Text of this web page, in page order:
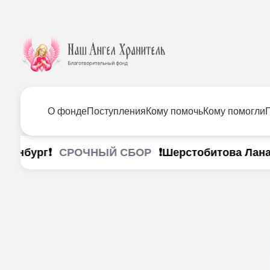
О фондеПоступленияКому помочьКому помогли
СРОЧНЫЙ СБОР ❗Шерстобитова Лана г.